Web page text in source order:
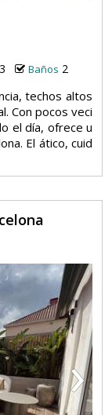
3 Baños 2
techos altos
Con pocos veci
el día, ofrece u
El ático, cuid
›